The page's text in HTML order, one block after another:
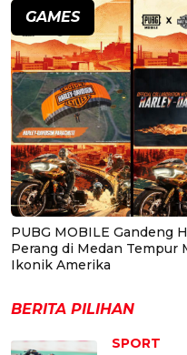
GAMES
PUBG MOBILE Gandeng
Perang di Medan Tempur
Ikonik Amerika
BERITA PILIHAN
SPORT